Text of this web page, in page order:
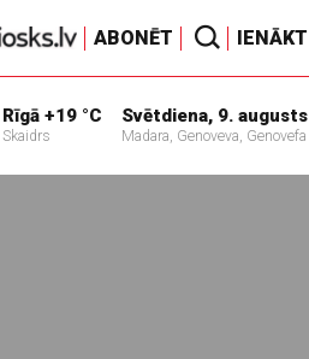
ABONĒT IENĀKT
Rīgā +19 °C
Skaidrs
Svētdiena, 9. augusts
Madara, Genoveva, Genovefa